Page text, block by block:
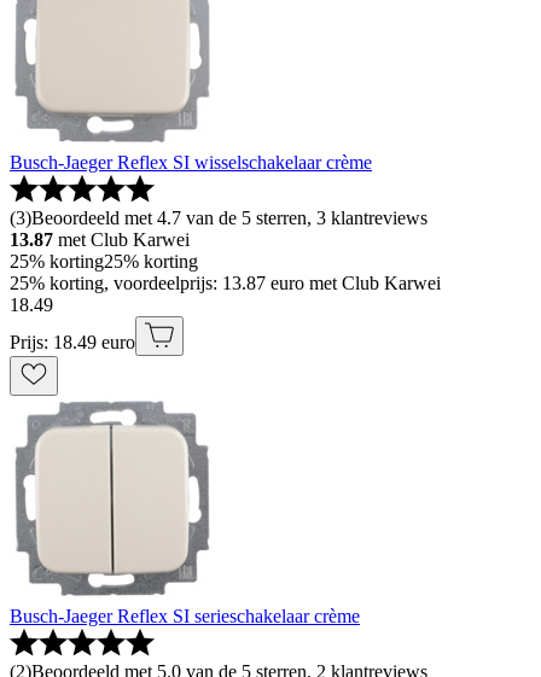
Busch-Jaeger Reflex SI wisselschakelaar crème
(3)Beoordeeld met 4.7 van de 5 sterren, 3 klantreviews
13.87 met Club Karwei
25% korting25% korting
25% korting, voordeelprijs: 13.87 euro met Club Karwei
18.49
Prijs: 18.49 euro
Busch-Jaeger Reflex SI serieschakelaar crème
(2)Beoordeeld met 5.0 van de 5 sterren, 2 klantreviews